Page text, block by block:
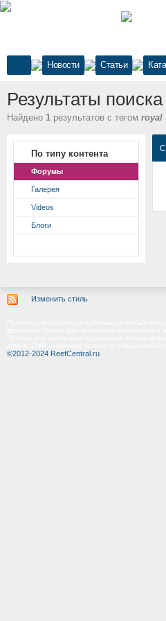
Новости Статьи
Результаты поиска
Найдено 1 результатов с тегом royal
По типу контента
Форумы
Галерея
Videos
Блоги
Изменить стиль
©2012-2024 ReefCentral.ru